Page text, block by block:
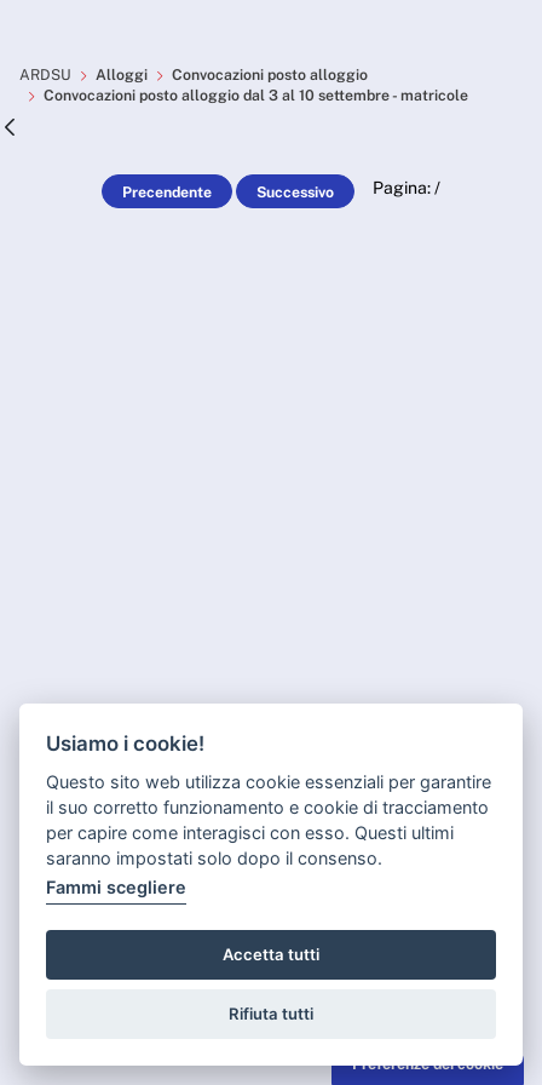
Convocazioni posto
ARDSU Alloggi
Convocazioni posto alloggio
Convocazioni posto alloggio dal 3 al 10 settembre - matricole
Precendente Successivo Pagina:/
Usiamo i cookie!
Questo sito web utilizza cookie essenziali per garantire
il suo corretto funzionamento e cookie di tracciamento
per capire come interagisci con esso. Questi ultimi
saranno impostati solo dopo il consenso.
Fammi scegliere
Accetta tutti
Rifiuta tutti